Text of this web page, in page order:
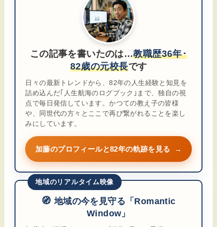
この記事を書いたのは…教職歴36年･
82歳の元校長です
日々の最新トレンドから、82年の人生経験と知見を
詰め込んだ｢人生航海のログブック｣まで、独自の視
点で毎日発信しています。かつての教え子の皆様
や、同世代の方々とここで再び繋がれることを楽し
みにしています。
加藤のプロフィールと82年の軌跡を見る →
地域のリアルタイム映像
🧭 地域の今を見守る「Romantic
Window」